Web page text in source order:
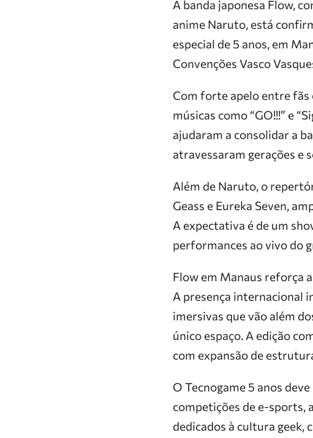
A banda japonesa Flow,
anime Naruto, está
especial de 5 anos, em
Convenções Vasco
Com forte apelo entre fãs
músicas como “GO!!!” e
ajudaram a consolidar a
atravessaram gerações e
Além de Naruto, o
Geass e Eureka Seven,
A expectativa é de um
performances ao vivo do
Flow em Manaus reforça
A presença internacional
imersivas que vão além
único espaço. A edição
com expansão de
O Tecnogame 5 anos
competições de e-sports,
dedicados à cultura geek,